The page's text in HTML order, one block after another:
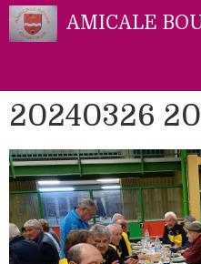
Accueil
Liens
Partenaires
Contact
Photos
20240326